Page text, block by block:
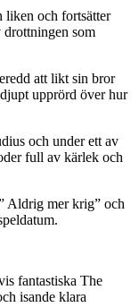
liken och fortsätter
som
att likt sin bror
upprörd över hur
och under ett av
full av kärlek och
Aldrig mer krig” och
fantastiska The
isande klara